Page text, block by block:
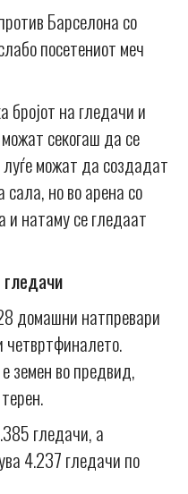
Барселона со
посетениот меч
бројот на гледачи и
секогаш да се
можат да создадат
но во арена со
и натаму се гледаат
домашни натпревари
четвртфиналето.
земен во предвид,
гледачи, а
4.237 гледачи по